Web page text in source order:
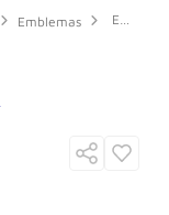
Emblemas